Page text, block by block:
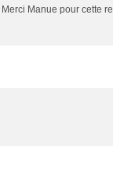
Manue pour cette